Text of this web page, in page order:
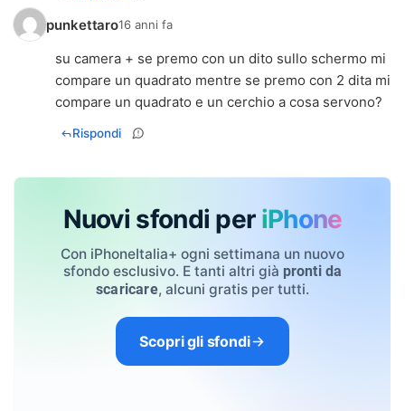
punkettaro16 anni fa
su camera + se premo con un dito sullo schermo mi
compare un quadrato mentre se premo con 2 dita mi
compare un quadrato e un cerchio a cosa servono?
Rispondi
Nuovi sfondi per iPhone
Con iPhoneItalia+ ogni settimana un nuovo
sfondo esclusivo. E tanti altri già pronti da
scaricare, alcuni gratis per tutti.
Scopri gli sfondi